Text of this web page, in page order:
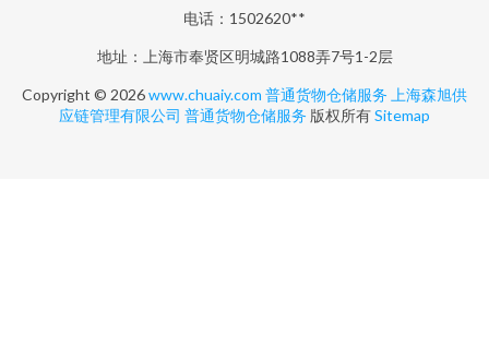
电话：1502620**
地址：上海市奉贤区明城路1088弄7号1-2层
Copyright © 2026www.chuaiy.com 普通货物仓储服务 上海森旭供
应链管理有限公司 普通货物仓储服务 版权所有Sitemap